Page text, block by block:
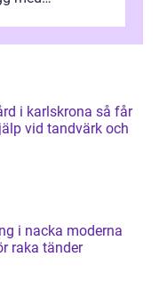
karlskrona så får
vid tandvärk och
moderna
raka tänder